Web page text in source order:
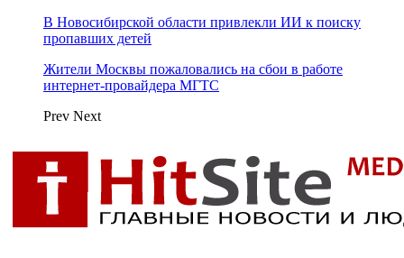
В Новосибирской области привлекли ИИ к поиску
пропавших детей
Жители Москвы пожаловались на сбои в работе
интернет-провайдера МГТС
Prev Next